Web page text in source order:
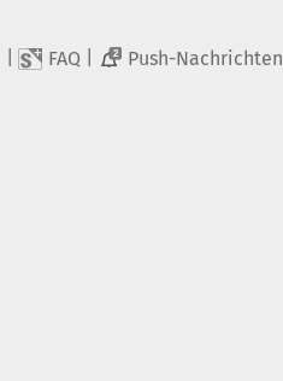
FAQ 2 Push-Nachrichten